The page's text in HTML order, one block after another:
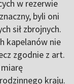
w rezerwie
byli oni
sił zbrojnych.
kapelanów nie
zgodnie z art.
kraju.